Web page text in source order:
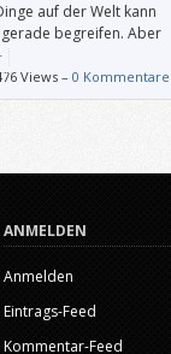
auf der Welt kann
begreifen. Aber
Dinge gibt, die
regen sich die Leute
Views – 0 Kommentare
ANMELDEN
Anmelden
Eintrags-Feed
Kommentar-Feed